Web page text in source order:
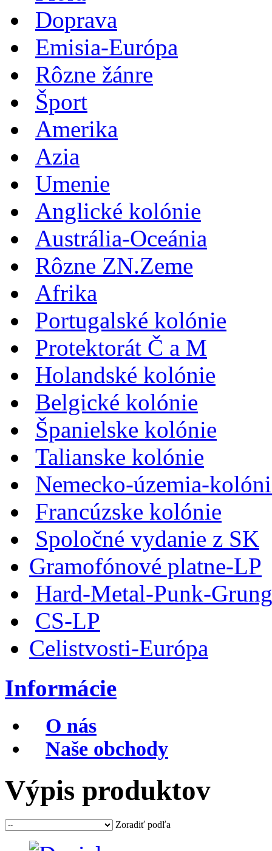
Doprava
Emisia-Európa
Rôzne žánre
Šport
Amerika
Azia
Umenie
Anglické kolónie
Austrália-Oceánia
Rôzne ZN.Zeme
Afrika
Portugalské kolónie
Protektorát Č a M
Holandské kolónie
Belgické kolónie
Španielske kolónie
Talianske kolónie
Nemecko-územia-
Francúzske kolónie
Spoločné vydanie z SK
Gramofónové platne-LP
Hard-Metal-Punk-
CS-LP
Celistvosti-Európa
Informácie
O nás
Naše obchody
Výpis produktov
Zoradiť podľa